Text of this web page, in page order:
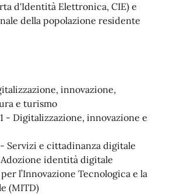
d'Identità Elettronica, CIE) e
della popolazione residente
innovazione,
e turismo
- Digitalizzazione, innovazione e
Servizi e cittadinanza digitale
Adozione identità digitale
l’Innovazione Tecnologica e la
(MITD)